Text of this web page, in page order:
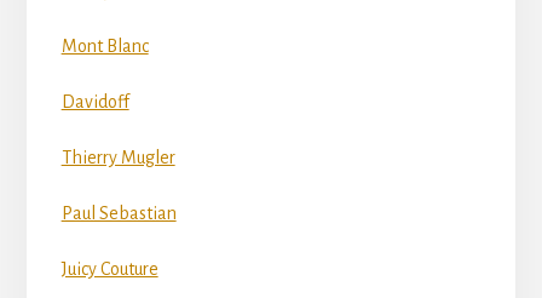
Mont Blanc
Davidoff
Thierry Mugler
Paul Sebastian
Juicy Couture